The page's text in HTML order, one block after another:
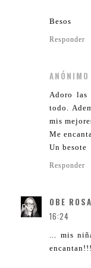
Besos
Responder
ANÓNIMO
Adoro las
todo.
mis
Me
Un besote
Responder
OBE
16:24
... mis
encantan!!!